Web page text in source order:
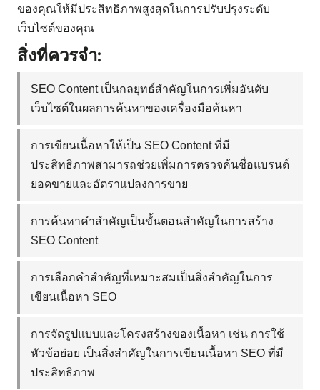
ของคุณให้มีประสิทธิภาพสูงสุดในการปรับปรุงระดับ
เว็บไซต์ของคุณ
สิ่งที่ควรจำ:
SEO Content เป็นกลยุทธ์สำคัญในการเพิ่มอันดับ
เว็บไซต์ในผลการค้นหาของเครื่องมือค้นหา
การเขียนเนื้อหาให้เป็น SEO Content ที่มี
ประสิทธิภาพสามารถช่วยเพิ่มการตรวจค้นชื่อแบรนด์
ยอดขายและอัตราแปลงการขาย
การค้นหาคำสำคัญเป็นขั้นตอนสำคัญในการสร้าง
SEO Content
การเลือกคำสำคัญที่เหมาะสมเป็นสิ่งสำคัญในการ
เขียนเนื้อหา SEO
การจัดรูปแบบและโครงสร้างของเนื้อหา เช่น การใช้
หัวข้อย่อย เป็นสิ่งสำคัญในการเขียนเนื้อหา SEO ที่มี
ประสิทธิภาพ